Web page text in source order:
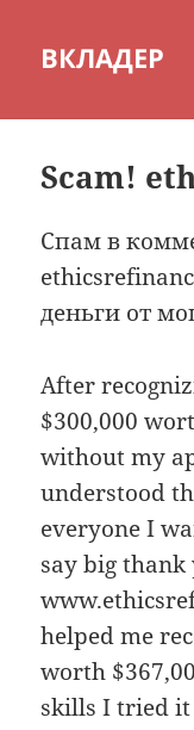
ВКЛАДЕР
Scam!
Спам в
деньги от
After
$300,000
without my
understood
everyone I
say big thank
helped me
worth
skills I tried